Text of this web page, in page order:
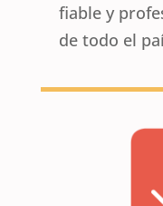
fiable y
de todo el